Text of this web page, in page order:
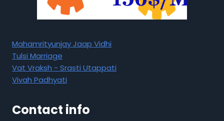
Mahamrityunjay Jaap Vidhi
Tulsi Marriage
Vat Vraksh - Srasti Utappati
Vivah Padhyati
Contact info